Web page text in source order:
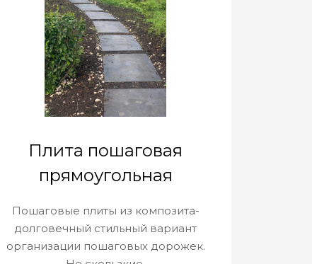
Плита пошаговая
прямоугольная
Пошаговые плиты из композита-
долговечный стильный вариант
организации пошаговых дорожек.